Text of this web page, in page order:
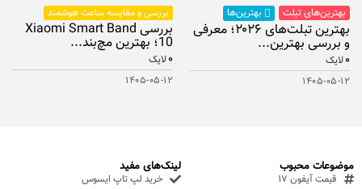
بهترین‌های تبلت
بهترین‌ها
بهترین تبلت‌های ۲۰۲۶؛ معرفی
و بررسی بهترین...
۰لایک
۱۴۰۵-۰۵-۱۲
بررسی و مقایسه ساعت هوشمند
بررسی Xiaomi Smart Band
10؛ بهترین مچ‌بند...
۰لایک
۱۴۰۵-۰۵-۱۲
موضوعات محبوب
قیمت آیفون ۱۷
لینک‌های مفید
خرید لپ تاپ ایسوس